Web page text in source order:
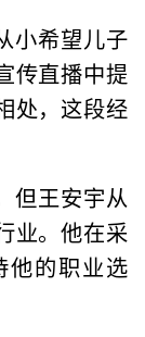
小希望儿子
传直播中提
处，这段经
但王安宇从
业。他在采
他的职业选